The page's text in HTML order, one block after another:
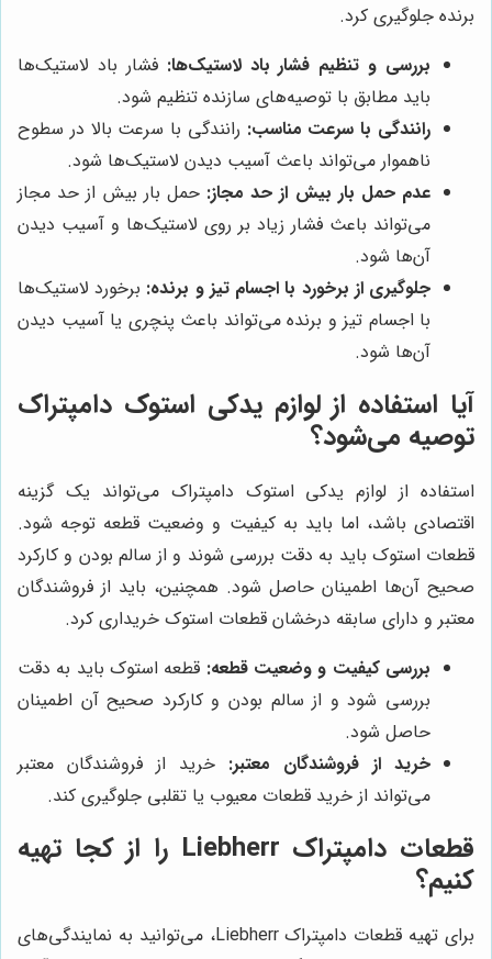
برنده جلوگیری کرد.
بررسی و تنظیم فشار باد لاستیک‌ها: فشار باد لاستیک‌ها
باید مطابق با توصیه‌های سازنده تنظیم شود.
رانندگی با سرعت مناسب: رانندگی با سرعت بالا در سطوح
ناهموار می‌تواند باعث آسیب دیدن لاستیک‌ها شود.
عدم حمل بار بیش از حد مجاز: حمل بار بیش از حد مجاز
می‌تواند باعث فشار زیاد بر روی لاستیک‌ها و آسیب دیدن
آن‌ها شود.
جلوگیری از برخورد با اجسام تیز و برنده: برخورد لاستیک‌ها
با اجسام تیز و برنده می‌تواند باعث پنچری یا آسیب دیدن
آن‌ها شود.
آیا استفاده از لوازم یدکی استوک دامپتراک
توصیه می‌شود؟
استفاده از لوازم یدکی استوک دامپتراک می‌تواند یک گزینه
اقتصادی باشد، اما باید به کیفیت و وضعیت قطعه توجه شود.
قطعات استوک باید به دقت بررسی شوند و از سالم بودن و کارکرد
صحیح آن‌ها اطمینان حاصل شود. همچنین، باید از فروشندگان
معتبر و دارای سابقه درخشان قطعات استوک خریداری کرد.
بررسی کیفیت و وضعیت قطعه: قطعه استوک باید به دقت
بررسی شود و از سالم بودن و کارکرد صحیح آن اطمینان
حاصل شود.
خرید از فروشندگان معتبر: خرید از فروشندگان معتبر
می‌تواند از خرید قطعات معیوب یا تقلبی جلوگیری کند.
قطعات دامپتراک Liebherr را از کجا تهیه
کنیم؟
برای تهیه قطعات دامپتراک Liebherr، می‌توانید به نمایندگی‌های